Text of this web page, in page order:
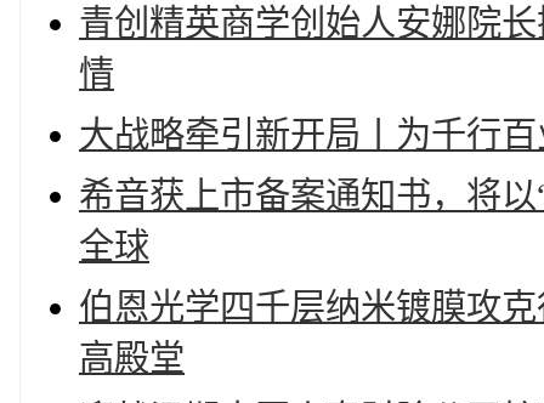
青创精英商学创始人安娜院
情
大战略牵引新开局丨为千行
希音获上市备案通知书，将
全球
伯恩光学四千层纳米镀膜攻
高殿堂